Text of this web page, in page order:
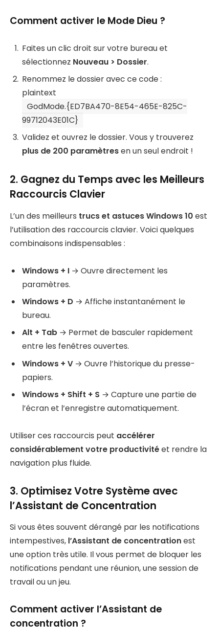
Comment activer le Mode Dieu ?
Faites un clic droit sur votre bureau et
sélectionnez Nouveau > Dossier.
Renommez le dossier avec ce code :
plaintext
GodMode.{ED7BA470-8E54-465E-825C-
99712043E01C}
Validez et ouvrez le dossier. Vous y trouverez
plus de 200 paramètresen un seul endroit !
2. Gagnez du Temps avec les Meilleurs
Raccourcis Clavier
L’un des meilleurs trucs et astuces Windows 10 est
l’utilisation des raccourcis clavier. Voici quelques
combinaisons indispensables :
Windows + I → Ouvre directement les
paramètres.
Windows + D → Affiche instantanément le
bureau.
Alt + Tab → Permet de basculer rapidement
entre les fenêtres ouvertes.
Windows + V → Ouvre l’historique du presse-
papiers.
Windows + Shift + S → Capture une partie de
l’écran et l’enregistre automatiquement.
Utiliser ces raccourcis peut accélérer
considérablement votre productivitéet rendre la
navigation plus fluide.
3. Optimisez Votre Système avec
l’Assistant de Concentration
Si vous êtes souvent dérangé par les notifications
intempestives, l’Assistant de concentrationest
une option très utile. Il vous permet de bloquer les
notifications pendant une réunion, une session de
travail ou un jeu.
Comment activer l’Assistant de
concentration ?